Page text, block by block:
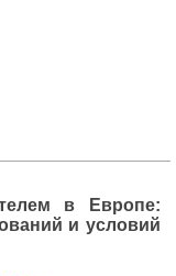
в Европе:
и условий